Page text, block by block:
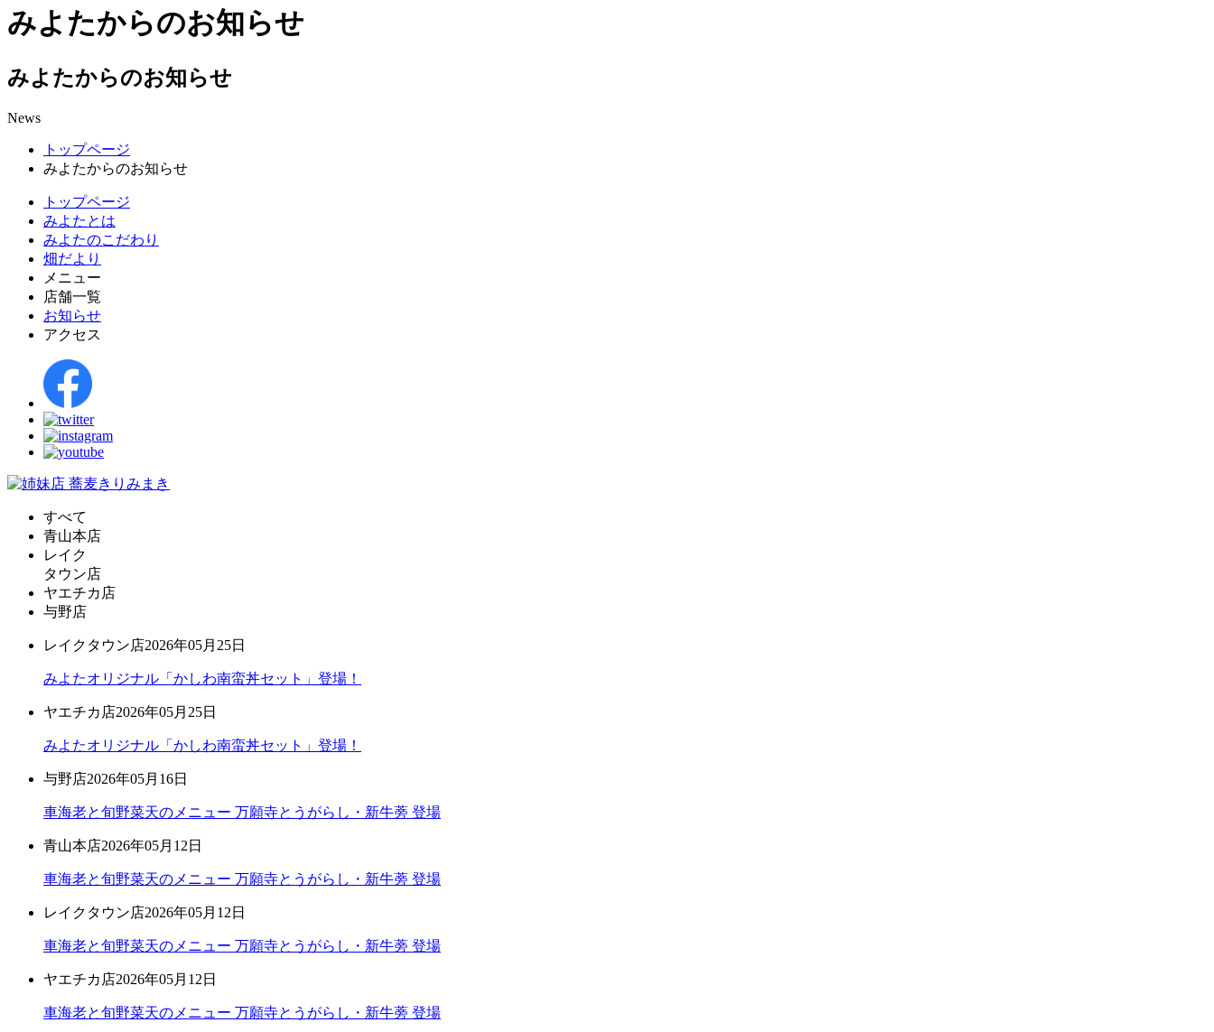
みよたからのお知らせ
みよたからのお知らせ
News
トップページ
みよたからのお知らせ
トップページ
みよたとは
みよたのこだわり
畑だより
メニュー
店舗一覧
お知らせ
アクセス
すべて
青山本店
レイク
タウン店
ヤエチカ店
与野店
レイクタウン店2026年05月25日
みよたオリジナル「かしわ南蛮丼セット」登場！
ヤエチカ店2026年05月25日
みよたオリジナル「かしわ南蛮丼セット」登場！
与野店2026年05月16日
車海老と旬野菜天のメニュー 万願寺とうがらし・新牛蒡 登場
青山本店2026年05月12日
車海老と旬野菜天のメニュー 万願寺とうがらし・新牛蒡 登場
レイクタウン店2026年05月12日
車海老と旬野菜天のメニュー 万願寺とうがらし・新牛蒡 登場
ヤエチカ店2026年05月12日
車海老と旬野菜天のメニュー 万願寺とうがらし・新牛蒡 登場